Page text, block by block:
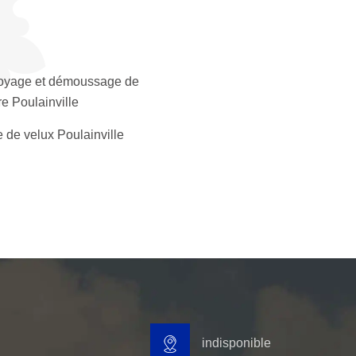
et démoussage de
Poulainville
de velux Poulainville
indisponible